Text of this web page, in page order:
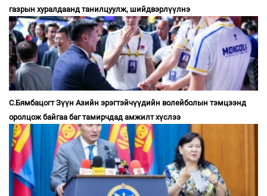
газрын хуралдаанд танилцуулж, шийдвэрлүүлнэ
С.Бямбацогт Зүүн Азийн эрэгтэйчүүдийн волейболын тэмцээнд
оролцож байгаа баг тамирчдад амжилт хүслээ